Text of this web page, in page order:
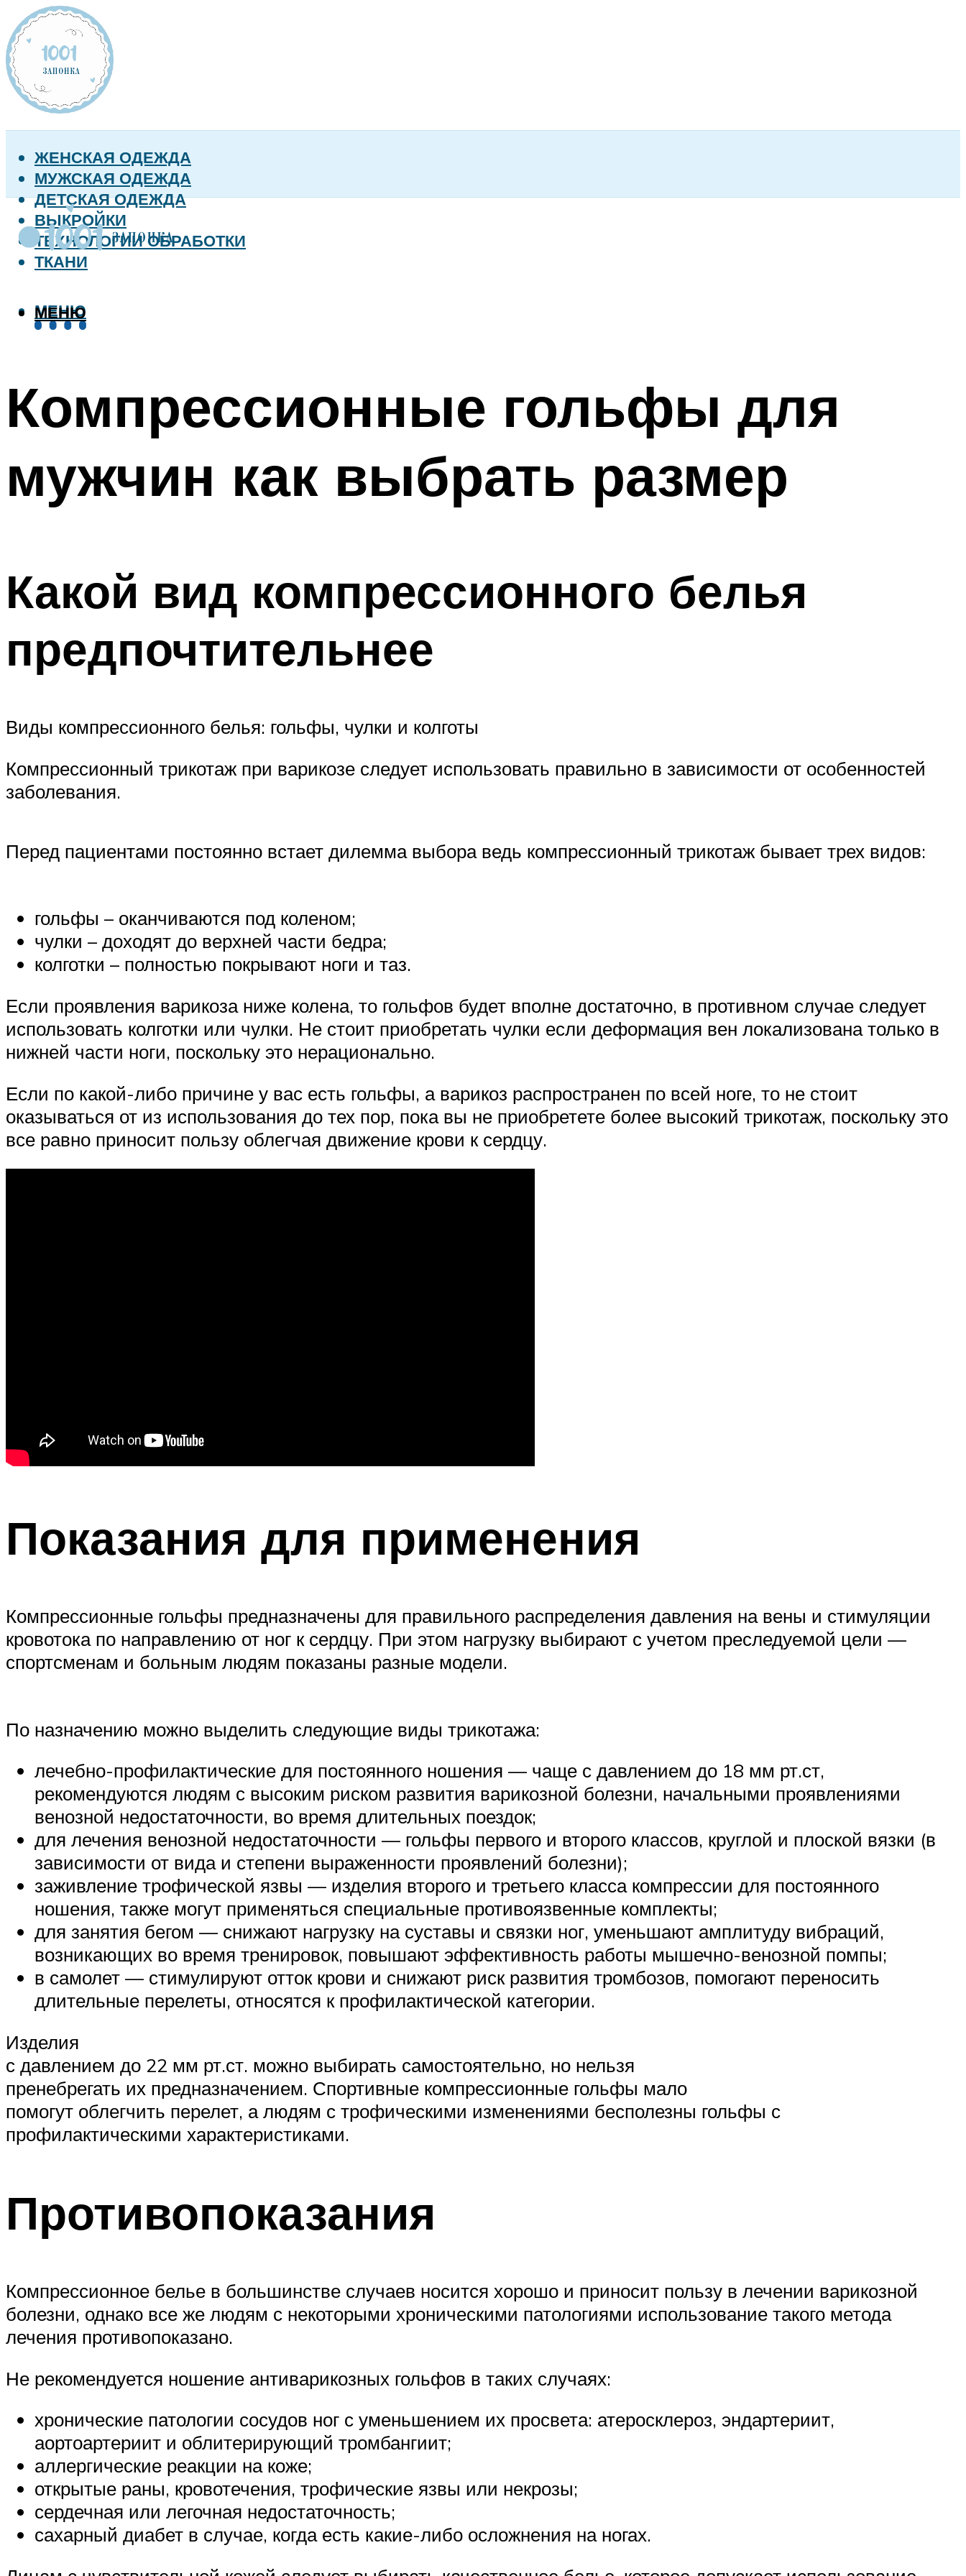
ЖЕНСКАЯ ОДЕЖДА
МУЖСКАЯ ОДЕЖДА
ДЕТСКАЯ ОДЕЖДА
ВЫКРОЙКИ
ТЕХНОЛОГИИ ОБРАБОТКИ
ТКАНИ
МЕНЮ
МЕНЮ
Компрессионные гольфы для
мужчин как выбрать размер
Какой вид компрессионного белья
предпочтительнее
Виды компрессионного белья: гольфы, чулки и колготы
Компрессионный трикотаж при варикозе следует использовать правильно в зависимости от особенностей
заболевания.
Перед пациентами постоянно встает дилемма выбора ведь компрессионный трикотаж бывает трех видов:
гольфы – оканчиваются под коленом;
чулки – доходят до верхней части бедра;
колготки – полностью покрывают ноги и таз.
Если проявления варикоза ниже колена, то гольфов будет вполне достаточно, в противном случае следует
использовать колготки или чулки. Не стоит приобретать чулки если деформация вен локализована только в
нижней части ноги, поскольку это нерационально.
Если по какой-либо причине у вас есть гольфы, а варикоз распространен по всей ноге, то не стоит
оказываться от из использования до тех пор, пока вы не приобретете более высокий трикотаж, поскольку это
все равно приносит пользу облегчая движение крови к сердцу.
Показания для применения
Компрессионные гольфы предназначены для правильного распределения давления на вены и стимуляции
кровотока по направлению от ног к сердцу. При этом нагрузку выбирают с учетом преследуемой цели —
спортсменам и больным людям показаны разные модели.
По назначению можно выделить следующие виды трикотажа:
лечебно-профилактические для постоянного ношения — чаще с давлением до 18 мм рт.ст,
рекомендуются людям с высоким риском развития варикозной болезни, начальными проявлениями
венозной недостаточности, во время длительных поездок;
для лечения венозной недостаточности — гольфы первого и второго классов, круглой и плоской вязки (в
зависимости от вида и степени выраженности проявлений болезни);
заживление трофической язвы — изделия второго и третьего класса компрессии для постоянного
ношения, также могут применяться специальные противоязвенные комплекты;
для занятия бегом — снижают нагрузку на суставы и связки ног, уменьшают амплитуду вибраций,
возникающих во время тренировок, повышают эффективность работы мышечно-венозной помпы;
в самолет — стимулируют отток крови и снижают риск развития тромбозов, помогают переносить
длительные перелеты, относятся к профилактической категории.
Изделия
с давлением до 22 мм рт.ст. можно выбирать самостоятельно, но нельзя
пренебрегать их предназначением. Спортивные компрессионные гольфы мало
помогут облегчить перелет, а людям с трофическими изменениями бесполезны гольфы с
профилактическими характеристиками.
Противопоказания
Компрессионное белье в большинстве случаев носится хорошо и приносит пользу в лечении варикозной
болезни, однако все же людям с некоторыми хроническими патологиями использование такого метода
лечения противопоказано.
Не рекомендуется ношение антиварикозных гольфов в таких случаях:
хронические патологии сосудов ног с уменьшением их просвета: атеросклероз, эндартериит,
аортоартериит и облитерирующий тромбангиит;
аллергические реакции на коже;
открытые раны, кровотечения, трофические язвы или некрозы;
сердечная или легочная недостаточность;
сахарный диабет в случае, когда есть какие-либо осложнения на ногах.